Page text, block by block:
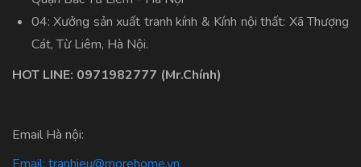
04: Xưởng sản xuất tranh kính & Kính nội thất: Xã Thượng
Cát, Từ Liêm, Hà Nội.
HOT LINE: 0971982777 (Mr.Chính)
Email Hà nội: